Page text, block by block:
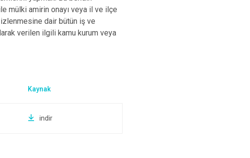
mülki amirin onayı veya il ve ilçe
izlenmesine dair bütün iş ve
verilen ilgili kamu kurum veya
indir